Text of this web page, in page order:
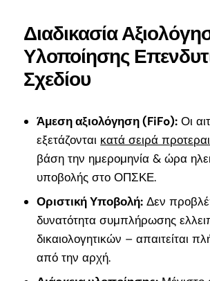
Διαδικασία
Υλοποίησης
Σχεδίου
Άμεση αξιολόγηση (FiFo): Οι
εξετάζονται κατά σειρά
βάση την ημερομηνία & ώρα
υποβολής στο ΟΠΣΚΕ.
Οριστική Υποβολή: Δεν
δυνατότητα συμπλήρωσης
δικαιολογητικών – απαιτείται
από την αρχή.